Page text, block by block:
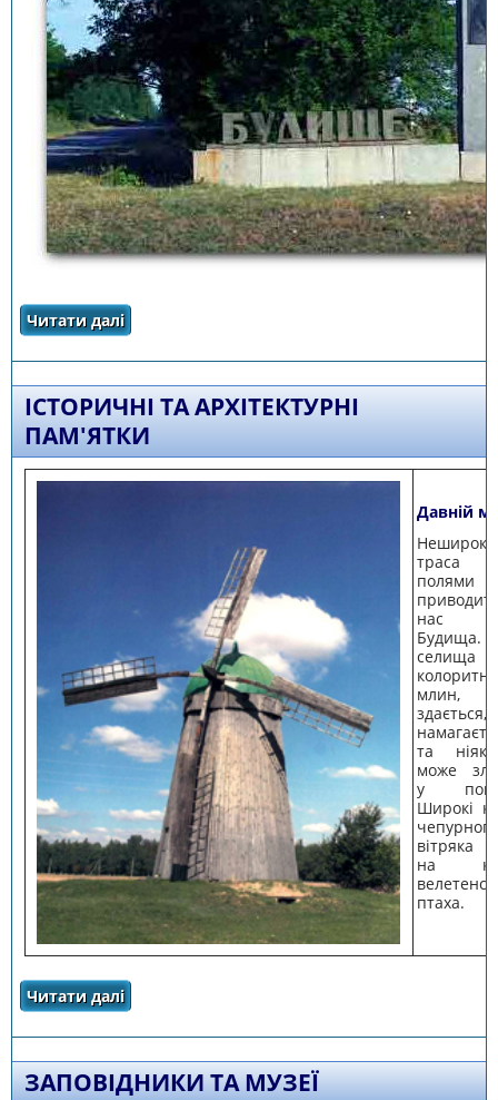
Читати даліпро Історична довідка
ІСТОРИЧНІ ТА АРХІТЕКТУРНІ
ПАМ'ЯТКИ
Давній
Неширока
траса
полями
нас
Будища.
млин,
здається,
та
може
у
Широкі
чепур­ного
вітряка
на
птаха.
Читати даліпро Історичні та архітектурні пам'ятки
ЗАПОВІДНИКИ ТА МУЗЕЇ